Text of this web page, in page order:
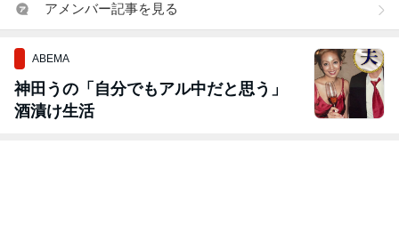
アメンバー記事を見る
ABEMA
神田うの「自分でもアル中だと思う」
酒漬け生活